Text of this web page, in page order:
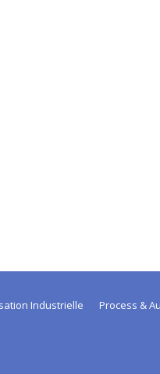
Industrielle Process &